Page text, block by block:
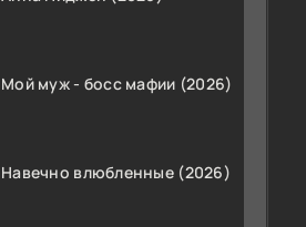
Мой муж - босс мафии (2026)
Навечно влюбленные (2026)